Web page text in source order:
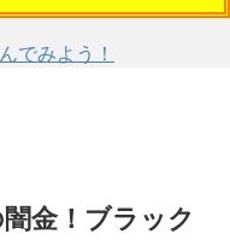
でみよう！
金！ブラック